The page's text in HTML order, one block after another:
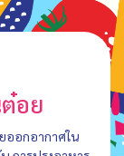
อย
ออกอากาศใน